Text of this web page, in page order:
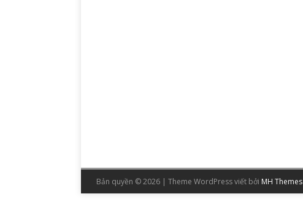
Bản quyền © 2026 | Theme WordPress viết bởi MH Themes